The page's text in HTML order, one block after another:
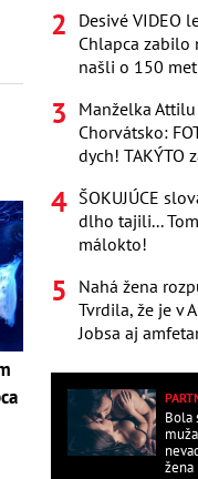
Desivé VIDEO
Chlapca zabilo
našli o 150
Manželka
Chorvátsko:
dych! TAKÝTO
ŠOKUJÚCE
dlho tajili...
málokto!
Nahá žena
Tvrdila, že je v
Jobsa aj
Bola
žena